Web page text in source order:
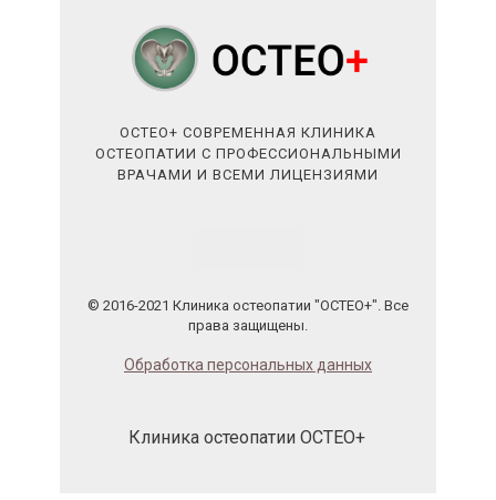
ОСТЕО+ СОВРЕМЕННАЯ КЛИНИКА
ОСТЕОПАТИИ С ПРОФЕССИОНАЛЬНЫМИ
ВРАЧАМИ И ВСЕМИ ЛИЦЕНЗИЯМИ
© 2016-2021 Клиника остеопатии "ОСТЕО+". Все
права защищены.
Обработка персональных данных
Клиника остеопатии ОСТЕО+